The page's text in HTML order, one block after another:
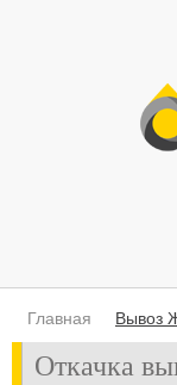
Главная Вывоз
Откачка